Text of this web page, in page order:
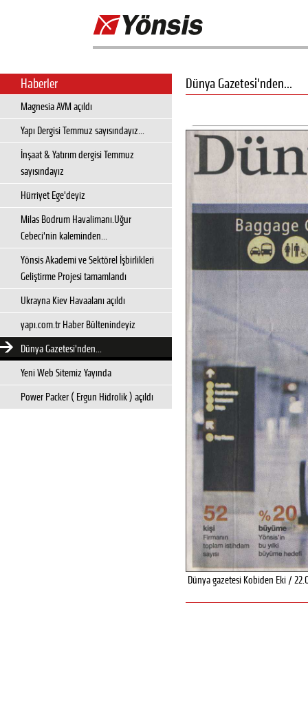
Haberler
Magnesia AVM açıldı
Yapı Dergisi Temmuz sayısındayız...
İnşaat & Yatırım dergisi Temmuz
sayısındayız
Hürriyet Ege'deyiz
Milas Bodrum Havalimanı.Uğur
Cebeci'nin kaleminden...
Yönsis Akademi ve Sektörel İşbirlikleri
Geliştirme Projesi tamamlandı
Ukrayna Kiev Havaalanı açıldı
yapı.com.tr Haber Bültenindeyiz
Dünya Gazetesi'nden...
Yeni Web Sitemiz Yayında
Power Packer ( Ergun Hidrolik ) açıldı
Dünya Gazetesi'nden...
Dünya gazetesi Kobiden Eki /